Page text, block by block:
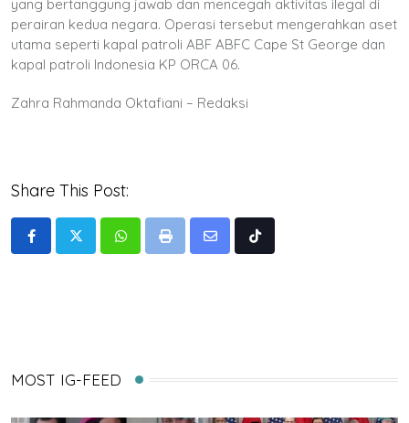
yang bertanggung jawab dan mencegah aktivitas ilegal di
perairan kedua negara. Operasi tersebut mengerahkan aset
utama seperti kapal patroli ABF ABFC Cape St George dan
kapal patroli Indonesia KP ORCA 06.
Zahra Rahmanda Oktafiani – Redaksi
Share This Post:
WhatsappPrint
Share
Tiktok
MOST IG-FEED